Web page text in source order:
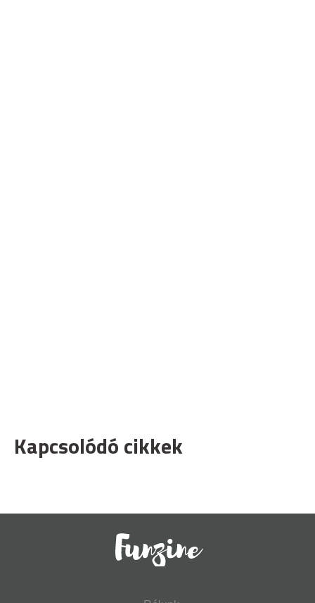
Kapcsolódó cikkek